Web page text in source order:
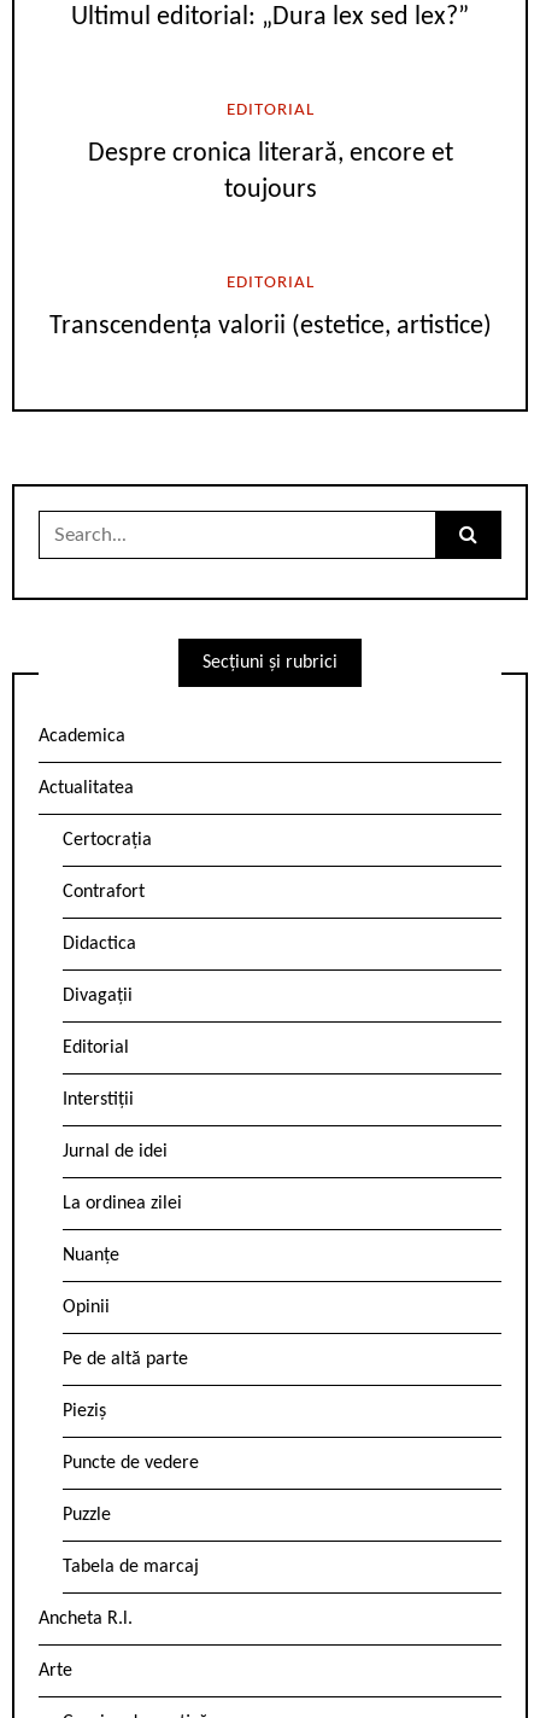
Ultimul editorial: „Dura lex sed lex?”
EDITORIAL
Despre cronica literară, encore et
toujours
EDITORIAL
Transcendența valorii (estetice, artistice)
Search
Secțiuni și rubrici
Academica
Actualitatea
Certocrația
Contrafort
Didactica
Divagații
Editorial
Interstiții
Jurnal de idei
La ordinea zilei
Nuanțe
Opinii
Pe de altă parte
Pieziș
Puncte de vedere
Puzzle
Tabela de marcaj
Ancheta R.l.
Arte